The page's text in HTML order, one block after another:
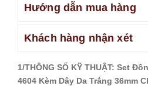
Hướng dẫn mua hàng
Khách hàng nhận xét
1/THÔNG SỐ KỸ THUẬT: Set
4604 Kèm Dây Da Trắng 36mm